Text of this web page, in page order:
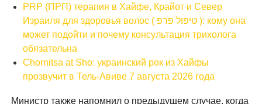
PRP (ПРП) терапия в Хайфе, Крайот и Север
Израиля для здоровья волос ( טיפול פרפ ): кому она
может подойти и почему консультация трихолога
обязательна
Chornitsa at Sho: украинский рок из Хайфы
прозвучит в Тель-Авиве 7 августа 2026 года
Министр также напомнил о предыдущем случае, когда